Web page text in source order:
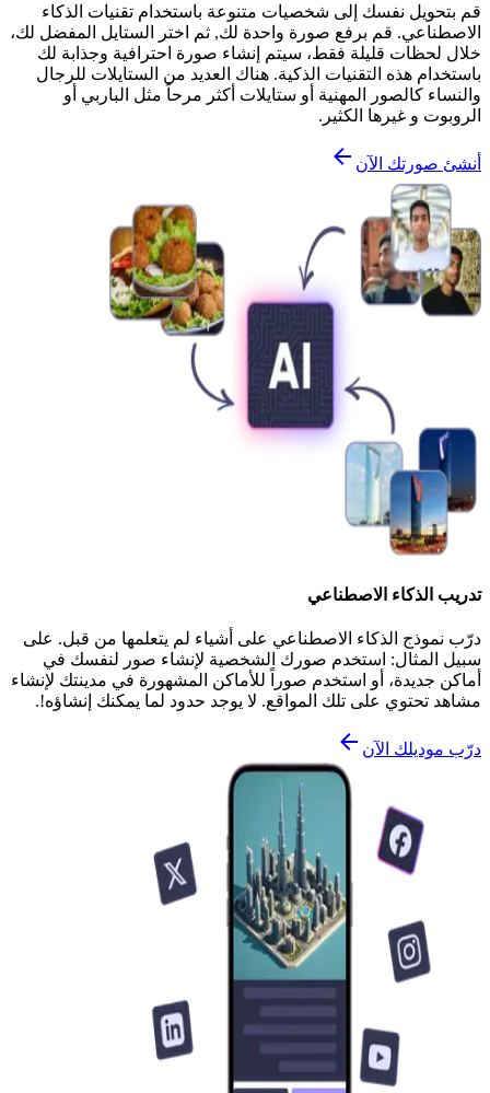
قم بتحويل نفسك إلى شخصيات متنوعة باستخدام تقنيات الذكاء
الاصطناعي. قم برفع صورة واحدة لك, ثم اختر الستايل المفضل لك،
خلال لحظات قليلة فقط، سيتم إنشاء صورة احترافية وجذابة لك
باستخدام هذه التقنيات الذكية. هناك العديد من الستايلات للرجال
والنساء كالصور المهنية أو ستايلات أكثر مرحاً مثل الباربي أو
الروبوت و غيرها الكثير.
أنشئ صورتك الآن
تدريب الذكاء الاصطناعي
درّب نموذج الذكاء الاصطناعي على أشياء لم يتعلمها من قبل. على
سبيل المثال: استخدم صورك الشخصية لإنشاء صور لنفسك في
أماكن جديدة، أو استخدم صوراً للأماكن المشهورة في مدينتك لإنشاء
مشاهد تحتوي على تلك المواقع. لا يوجد حدود لما يمكنك إنشاؤه!.
درّب موديلك الآن